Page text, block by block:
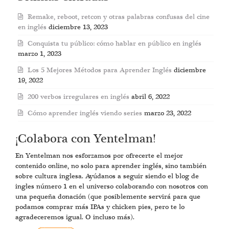
Remake, reboot, retcon y otras palabras confusas del cine
en inglés diciembre 13, 2023
Conquista tu público: cómo hablar en público en inglés
marzo 1, 2023
Los 5 Mejores Métodos para Aprender Inglés diciembre
19, 2022
200 verbos irregulares en inglés abril 6, 2022
Cómo aprender inglés viendo series marzo 23, 2022
¡Colabora con Yentelman!
En Yentelman nos esforzamos por ofrecerte el mejor
contenido online, no solo para aprender inglés, sino también
sobre cultura inglesa. Ayúdanos a seguir siendo el blog de
ingles número 1 en el universo colaborando con nosotros con
una pequeña donación (que posiblemente servirá para que
podamos comprar más IPAs y chicken pies, pero te lo
agradeceremos igual. O incluso más).